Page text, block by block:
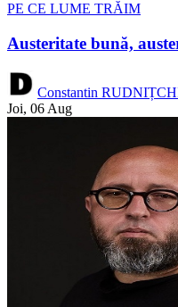
PE CE LUME TRĂIM
Austeritate bună,
Constantin
Joi, 06 Aug